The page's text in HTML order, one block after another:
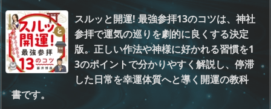
スルッと開運! 最強参拝13のコツは、神社
参拝で運気の巡りを劇的に良くする決定
版。正しい作法や神様に好かれる習慣を1
3のポイントで分かりやすく解説し、停滞
した日常を幸運体質へと導く開運の教科
書です。